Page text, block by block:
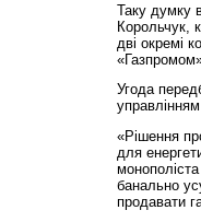
Таку думку
Корольчук,
дві окремі
Угода
«Рішення
для
банально
продавати